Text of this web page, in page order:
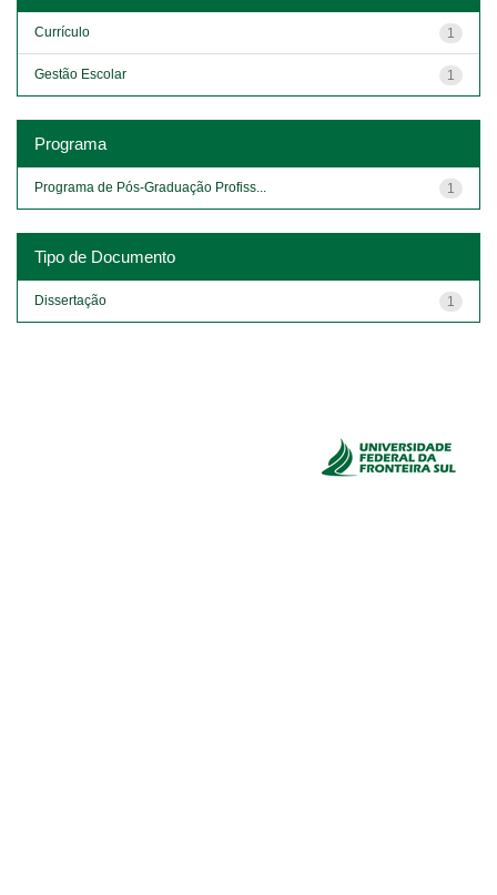
1
Currículo
1
Gestão Escolar
Programa
1
Programa de Pós-Graduação Profiss...
Tipo de Documento
1
Dissertação